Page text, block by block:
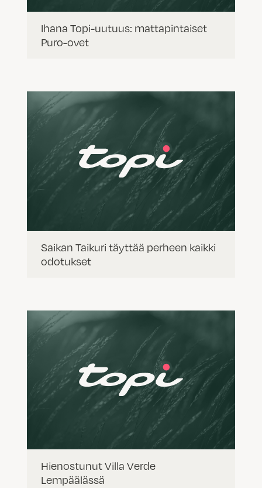
Ihana Topi-uutuus: mattapintaiset
Puro-ovet
Saikan Taikuri täyttää perheen kaikki
odotukset
Hienostunut Villa Verde
Lempäälässä